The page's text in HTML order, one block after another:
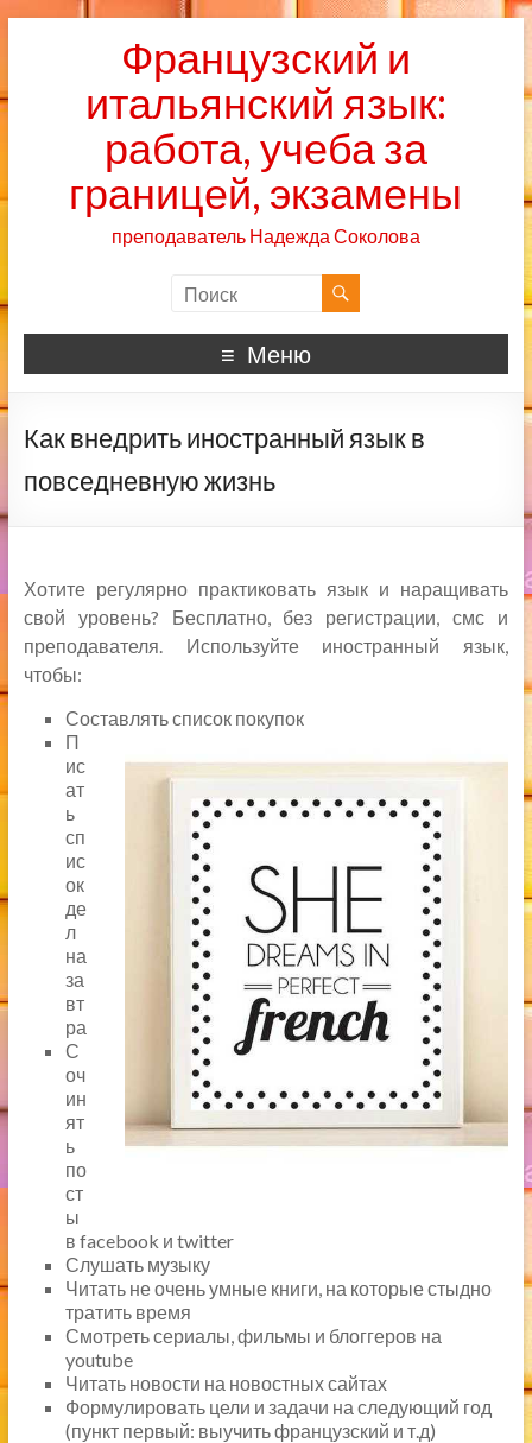
Французский и
итальянский язык:
работа, учеба за
границей, экзамены
преподаватель Надежда Соколова
Меню
Как внедрить иностранный язык в
повседневную жизнь
Хотите регулярно практиковать язык и наращивать
свой уровень? Бесплатно, без регистрации, смс и
преподавателя. Используйте иностранный язык,
чтобы:
Составлять список покупок
П
ис
ат
ь
сп
ис
ок
де
л
на
за
вт
ра
С
оч
ин
ят
ь
по
ст
ы
в facebook и twitter
Слушать музыку
Читать не очень умные книги, на которые стыдно
тратить время
Смотреть сериалы, фильмы и блоггеров на
youtube
Читать новости на новостных сайтах
Формулировать цели и задачи на следующий год
(пункт первый: выучить французский и т.д)